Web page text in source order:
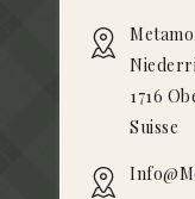
1716
Suisse